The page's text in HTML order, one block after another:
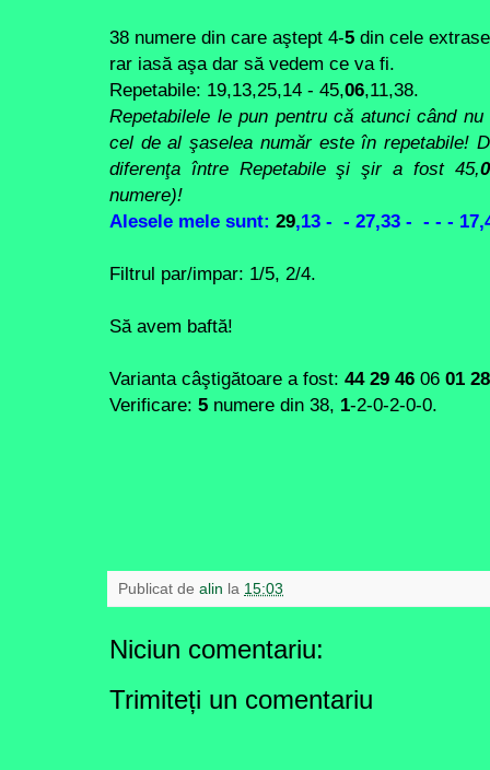
38 numere din care aştept 4-5 din cele
rar iasă aşa dar să vedem ce va fi.
Repetabile: 19,13,25,14 - 45,06,11,38.
Repetabilele le pun pentru că atunci când
cel de al şaselea număr este în repetabile!
diferenţa între Repetabile şi şir a fost 45,
numere)!
Alesele mele sunt: 29,13 - - 27,33 - - - -
Filtrul par/impar: 1/5, 2/4.
Să avem baftă!
Varianta câştigătoare a fost: 44 29 46 06 01 28
Verificare: 5 numere din 38, 1-2-0-2-0-0.
Publicat de alin la 15:03
Niciun comentariu:
Trimiteți un comentariu